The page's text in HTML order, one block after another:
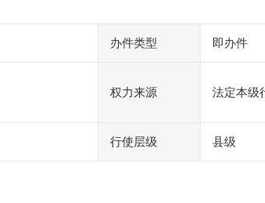
办件类型 即办件
权力来源 法定本级
行使层级 县级